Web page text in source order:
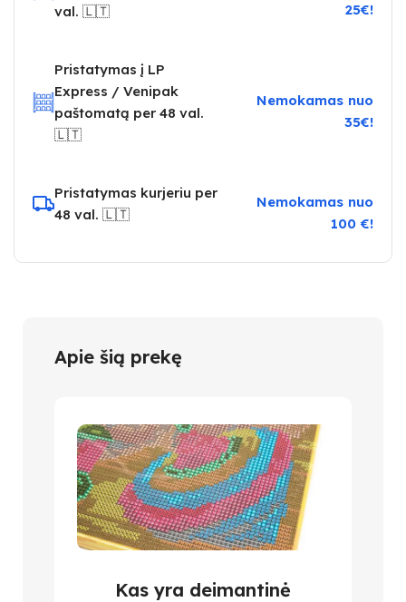
val. 🇱🇹
25€!
Pristatymas į LP
Express / Venipak
paštomatą per 48 val.
🇱🇹
Nemokamas nuo
35€!
Pristatymas kurjeriu per
48 val. 🇱🇹
Nemokamas nuo
100 €!
Apie šią prekę
Kas yra deimantinė